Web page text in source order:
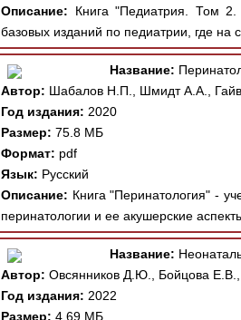
Описание: Книга "Педиатрия. Том 2.
базовых изданий по педиатрии, где
Название:
Автор: Шабалов Н.П., Шмидт А.А.,
Год издания: 2020
Размер: 75.8 МБ
Формат: pdf
Язык: Русский
Описание: Книга "Перинатология" -
перинатологии и ее акушерские
Название:
Автор: Овсянников Д.Ю., Бойцова
Год издания: 2022
Размер: 4.69 МБ